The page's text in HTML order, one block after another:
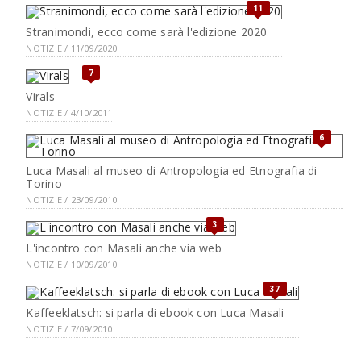
11
Stranimondi, ecco come sarà l'edizione 2020
NOTIZIE / 11/09/2020
7
Virals
NOTIZIE / 4/10/2011
6
Luca Masali al museo di Antropologia ed Etnografia di
Torino
NOTIZIE / 23/09/2010
3
L'incontro con Masali anche via web
NOTIZIE / 10/09/2010
37
Kaffeeklatsch: si parla di ebook con Luca Masali
NOTIZIE / 7/09/2010